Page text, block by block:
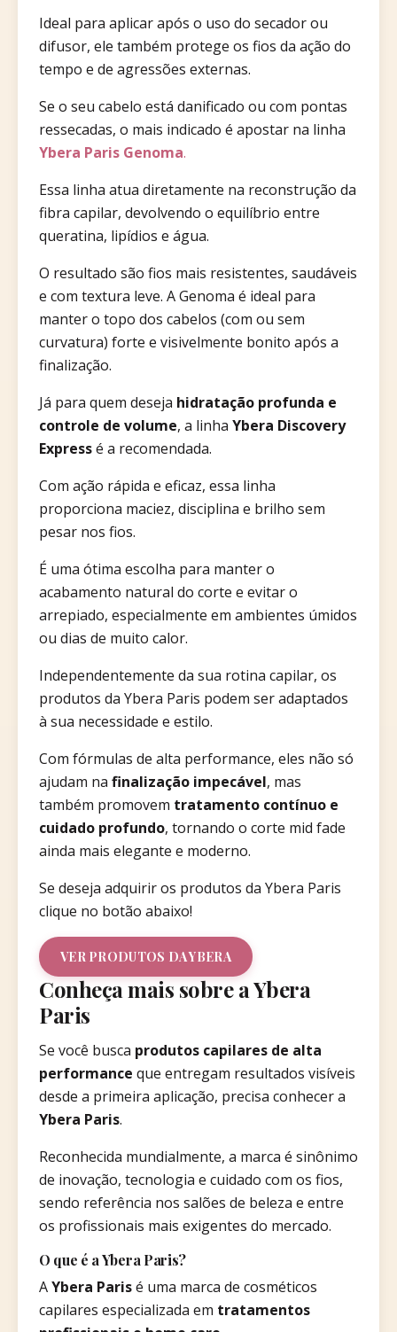
Ideal para aplicar após o uso do secador ou
difusor, ele também protege os fios da ação do
tempo e de agressões externas.
Se o seu cabelo está danificado ou com pontas
ressecadas, o mais indicado é apostar na linha
Ybera Paris Genoma.
Essa linha atua diretamente na reconstrução da
fibra capilar, devolvendo o equilíbrio entre
queratina, lipídios e água.
O resultado são fios mais resistentes, saudáveis
e com textura leve. A Genoma é ideal para
manter o topo dos cabelos (com ou sem
curvatura) forte e visivelmente bonito após a
finalização.
Já para quem deseja hidratação profunda e
controle de volume, a linha Ybera Discovery
Expressé a recomendada.
Com ação rápida e eficaz, essa linha
proporciona maciez, disciplina e brilho sem
pesar nos fios.
É uma ótima escolha para manter o
acabamento natural do corte e evitar o
arrepiado, especialmente em ambientes úmidos
ou dias de muito calor.
Independentemente da sua rotina capilar, os
produtos da Ybera Paris podem ser adaptados
à sua necessidade e estilo.
Com fórmulas de alta performance, eles não só
ajudam na finalização impecável, mas
também promovem tratamento contínuo e
cuidado profundo, tornando o corte mid fade
ainda mais elegante e moderno.
Se deseja adquirir os produtos da Ybera Paris
clique no botão abaixo!
VER PRODUTOS DA YBERA
Conheça mais sobre a Ybera
Paris
Se você busca produtos capilares de alta
performance que entregam resultados visíveis
desde a primeira aplicação, precisa conhecer a
Ybera Paris.
Reconhecida mundialmente, a marca é sinônimo
de inovação, tecnologia e cuidado com os fios,
sendo referência nos salões de beleza e entre
os profissionais mais exigentes do mercado.
O que é a Ybera Paris?
AYbera Parisé uma marca de cosméticos
capilares especializada em tratamentos